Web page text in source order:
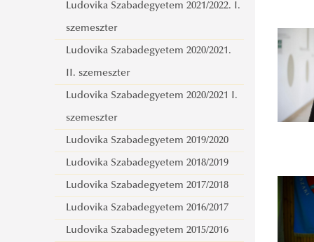
Ludovika Szabadegyetem 2021/2022. I.
szemeszter
Ludovika Szabadegyetem 2020/2021.
II. szemeszter
Ludovika Szabadegyetem 2020/2021 I.
szemeszter
Ludovika Szabadegyetem 2019/2020
Ludovika Szabadegyetem 2018/2019
Ludovika Szabadegyetem 2017/2018
Ludovika Szabadegyetem 2016/2017
Ludovika Szabadegyetem 2015/2016